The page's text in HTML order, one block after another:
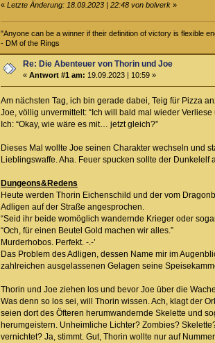
« Letzte Änderung: 18.09.2023 | 22:48 von bolverk»
"Anyone can be a winner if their definition of victory is flexible
- DM of the Rings
Re: Die Abenteuer von Thorin und Joe
«Antwort #1 am: 19.09.2023 | 10:59 »
Am nächsten Tag, ich bin gerade dabei, Teig für Pizza
Joe, völlig unvermittelt: “Ich will bald mal wieder
Ich: “Okay, wie wäre es mit… jetzt gleich?”
Dieses Mal wollte Joe seinen Charakter wechseln und
Lieblingswaffe. Aha. Feuer spucken sollte der
Dungeons&Redens
Heute werden Thorin Eichenschild und der vom
Adligen auf der Straße angesprochen.
“Seid ihr beide womöglich wandernde Krieger oder
“Och, für einen Beutel Gold machen wir alles.”
Murderhobos. Perfekt. -.-’
Das Problem des Adligen, dessen Name mir im
zahlreichen ausgelassenen Gelagen seine
Thorin und Joe ziehen los und bevor Joe über die
Was denn so los sei, will Thorin wissen. Ach, klagt der
seien dort des Öfteren herumwandernde Skelette und
herumgeistern. Unheimliche Lichter? Zombies?
vernichtet? Ja, stimmt. Gut, Thorin wollte nur auf